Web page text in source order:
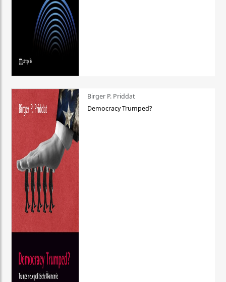
Birger P. Priddat
Democracy Trumped?